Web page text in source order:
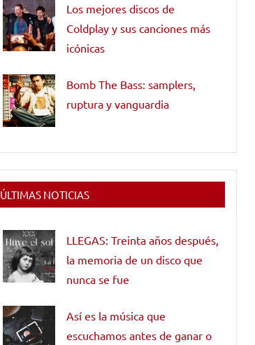
Los mejores discos de
Coldplay y sus canciones más
icónicas
Bomb The Bass: samplers,
ruptura y vanguardia
ÚLTIMAS NOTICIAS
LLEGAS: Treinta años después,
la memoria de un disco que
nunca se fue
Así es la música que
escuchamos antes de ganar o